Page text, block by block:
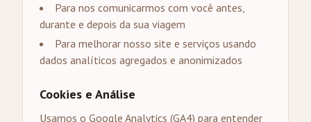
Para nos comunicarmos com você antes,
durante e depois da sua viagem
Para melhorar nosso site e serviços usando
dados analíticos agregados e anonimizados
Cookies e Análise
Usamos o Google Analytics (GA4) para entender